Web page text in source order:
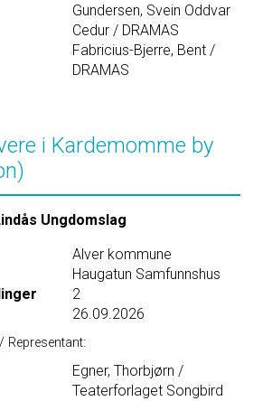
Gundersen, Svein Oddvar
Cedur / DRAMAS
Fabricius-Bjerre, Bent /
DRAMAS
i Kardemomme by
Ungdomslag
Alver kommune
Haugatun Samfunnshus
2
26.09.2026
Representant:
Egner, Thorbjørn /
Teaterforlaget Songbird